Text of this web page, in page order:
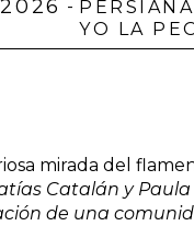
-
YO LA
mirada del
Catalán y
de una